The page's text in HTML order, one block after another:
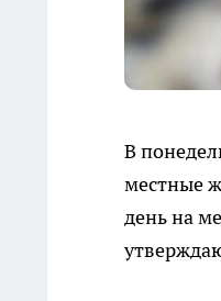
В
местные
день на